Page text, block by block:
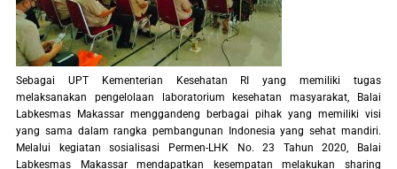
Sebagai UPT Kementerian Kesehatan RI yang memiliki tugas
melaksanakan pengelolaan laboratorium kesehatan masyarakat, Balai
Labkesmas Makassar menggandeng berbagai pihak yang memiliki visi
yang sama dalam rangka pembangunan Indonesia yang sehat mandiri.
Melalui kegiatan sosialisasi Permen-LHK No. 23 Tahun 2020, Balai
Labkesmas Makassar mendapatkan kesempatan melakukan sharing